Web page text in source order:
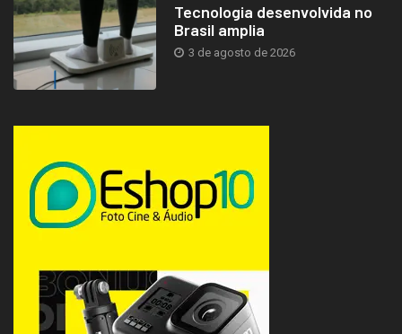
Tecnologia desenvolvida no
Brasil amplia
3 de agosto de 2026